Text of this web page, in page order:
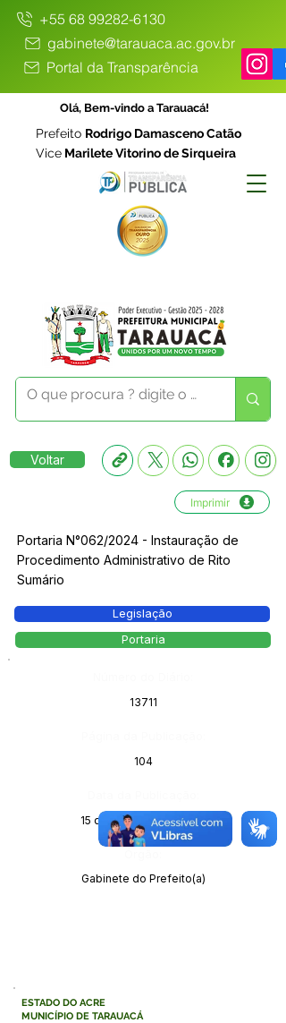
+55 68 99282-6130
gabinete@tarauaca.ac.gov.br
Portal da Transparência
Olá, Bem-vindo a Tarauacá!
Prefeito Rodrigo Damasceno Catão
Vice Marilete Vitorino de Sirqueira
Voltar
Imprimir
Portaria N°062/2024 - Instauração de
Procedimento Administrativo de Rito
Sumário
Legislação
Portaria
13711
104
15 de fevereiro de 2024
Gabinete do Prefeito(a)
ESTADO DO ACRE
MUNICÍPIO DE TARAUACÁ